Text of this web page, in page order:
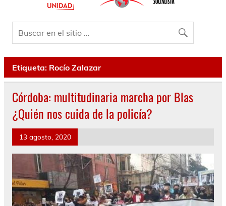
Etiqueta: Rocío Zalazar
Córdoba: multitudinaria marcha por Blas
¿Quién nos cuida de la policía?
13 agosto, 2020